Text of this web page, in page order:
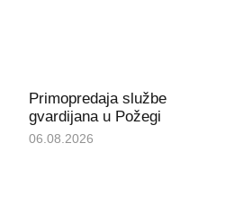
Primopredaja službe
gvardijana u Požegi
06.08.2026